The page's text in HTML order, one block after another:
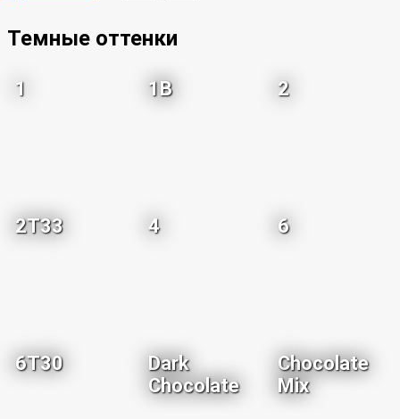
Темные оттенки
1 1B 2
2T33 4 6
6T30
Dark
Chocolate
Chocolate
Mix